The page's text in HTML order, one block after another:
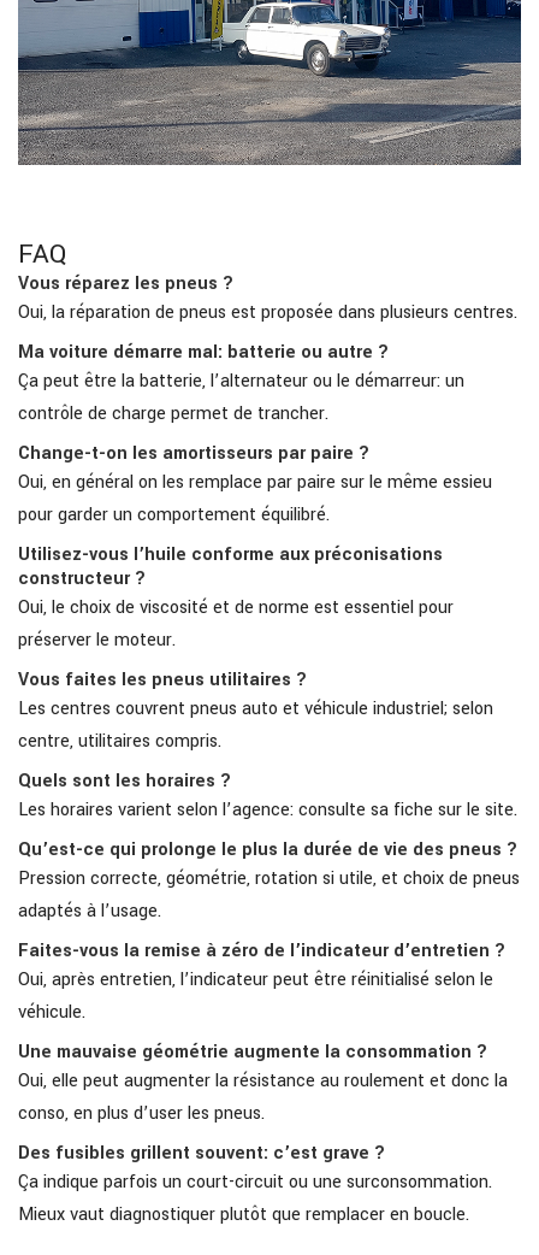
FAQ
Vous réparez les pneus ?
Oui, la réparation de pneus est proposée dans plusieurs centres.
Ma voiture démarre mal: batterie ou autre ?
Ça peut être la batterie, l’alternateur ou le démarreur: un
contrôle de charge permet de trancher.
Change-t-on les amortisseurs par paire ?
Oui, en général on les remplace par paire sur le même essieu
pour garder un comportement équilibré.
Utilisez-vous l’huile conforme aux préconisations
constructeur ?
Oui, le choix de viscosité et de norme est essentiel pour
préserver le moteur.
Vous faites les pneus utilitaires ?
Les centres couvrent pneus auto et véhicule industriel; selon
centre, utilitaires compris.
Quels sont les horaires ?
Les horaires varient selon l’agence: consulte sa fiche sur le site.
Qu’est-ce qui prolonge le plus la durée de vie des pneus ?
Pression correcte, géométrie, rotation si utile, et choix de pneus
adaptés à l’usage.
Faites-vous la remise à zéro de l’indicateur d’entretien ?
Oui, après entretien, l’indicateur peut être réinitialisé selon le
véhicule.
Une mauvaise géométrie augmente la consommation ?
Oui, elle peut augmenter la résistance au roulement et donc la
conso, en plus d’user les pneus.
Des fusibles grillent souvent: c’est grave ?
Ça indique parfois un court-circuit ou une surconsommation.
Mieux vaut diagnostiquer plutôt que remplacer en boucle.